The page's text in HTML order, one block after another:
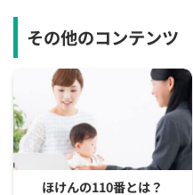
その他のコンテンツ
ほけんの110番とは？